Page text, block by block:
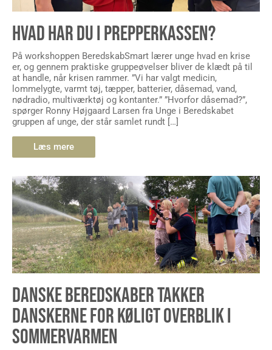
HVAD HAR DU I PREPPERKASSEN?
På workshoppen BeredskabSmart lærer unge hvad en krise
er, og gennem praktiske gruppeøvelser bliver de klædt på til
at handle, når krisen rammer. ”Vi har valgt medicin,
lommelygte, varmt tøj, tæpper, batterier, dåsemad, vand,
nødradio, multiværktøj og kontanter.” ”Hvorfor dåsemad?”,
spørger Ronny Højgaard Larsen fra Unge i Beredskabet
gruppen af unge, der står samlet rundt […]
Læs mere
DANSKE BEREDSKABER TAKKER
DANSKERNE FOR KØLIGT OVERBLIK I
SOMMERVARMEN